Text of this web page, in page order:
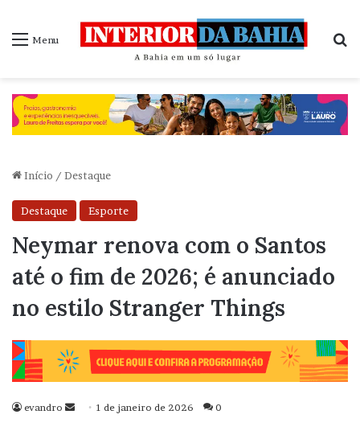
Menu
Início / Destaque
Destaque Esporte
Neymar renova com o Santos
até o fim de 2026; é anunciado
no estilo Stranger Things
evandro
Mande1 de janeiro de 2026 0